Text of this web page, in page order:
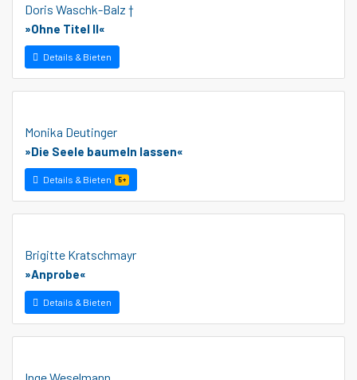
Doris Waschk-Balz †
»Ohne Titel II«
Details & Bieten
Monika Deutinger
»Die Seele baumeln lassen«
Details & Bieten 5+
Brigitte Kratschmayr
»Anprobe«
Details & Bieten